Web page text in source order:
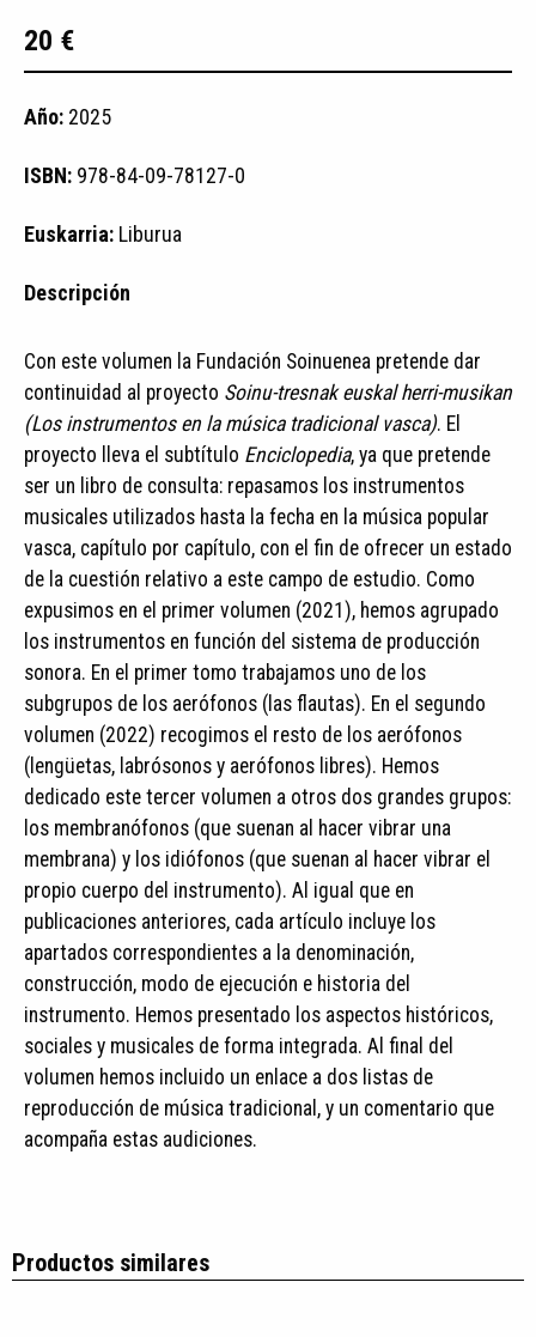
20 €
Año: 2025
ISBN: 978-84-09-78127-0
Euskarria: Liburua
Descripción
Con este volumen la Fundación Soinuenea pretende dar
continuidad al proyecto Soinu-tresnak euskal herri-musikan
(Los instrumentos en la música tradicional vasca). El
proyecto lleva el subtítulo Enciclopedia, ya que pretende
ser un libro de consulta: repasamos los instrumentos
musicales utilizados hasta la fecha en la música popular
vasca, capítulo por capítulo, con el fin de ofrecer un estado
de la cuestión relativo a este campo de estudio. Como
expusimos en el primer volumen (2021), hemos agrupado
los instrumentos en función del sistema de producción
sonora. En el primer tomo trabajamos uno de los
subgrupos de los aerófonos (las flautas). En el segundo
volumen (2022) recogimos el resto de los aerófonos
(lengüetas, labrósonos y aerófonos libres). Hemos
dedicado este tercer volumen a otros dos grandes grupos:
los membranófonos (que suenan al hacer vibrar una
membrana) y los idiófonos (que suenan al hacer vibrar el
propio cuerpo del instrumento). Al igual que en
publicaciones anteriores, cada artículo incluye los
apartados correspondientes a la denominación,
construcción, modo de ejecución e historia del
instrumento. Hemos presentado los aspectos históricos,
sociales y musicales de forma integrada. Al final del
volumen hemos incluido un enlace a dos listas de
reproducción de música tradicional, y un comentario que
acompaña estas audiciones.
Productos similares